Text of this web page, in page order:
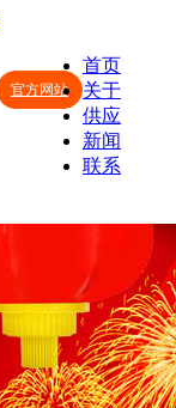
官方网站
首页
关于
供应
新闻
联系